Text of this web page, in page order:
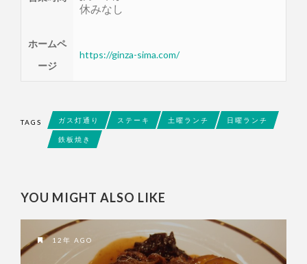
休みなし
ホームペ
ージ
https://ginza-sima.com/
TAGS ガス灯通り ステーキ 土曜ランチ 日曜ランチ
鉄板焼き
YOU MIGHT ALSO LIKE
12年 AGO